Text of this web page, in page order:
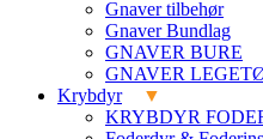
Gnaver tilbehør
Gnaver Bundlag
GNAVER BURE
GNAVER
Krybdyr
KRYBDYR